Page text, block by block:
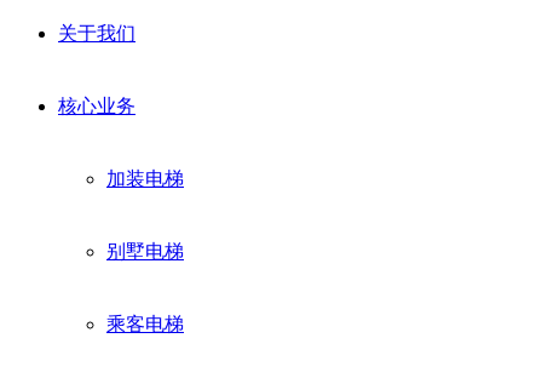
关于我们
核心业务
加装电梯
别墅电梯
乘客电梯